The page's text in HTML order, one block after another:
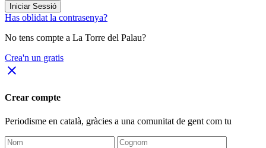
Iniciar Sessió
Has oblidat la contrasenya?
No tens compte a La Torre del Palau?
Crea'n un gratis
close
Crear compte
Periodisme en català, gràcies a una comunitat de gent com tu